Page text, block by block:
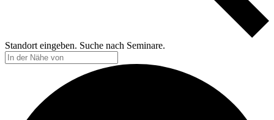
Standort eingeben. Suche nach Seminare.